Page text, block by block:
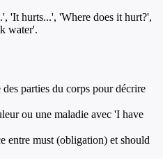
'It hurts...', 'Where does it hurt?',
water'.
parties du corps pour décrire
ou une maladie avec 'I have
entre must (obligation) et should